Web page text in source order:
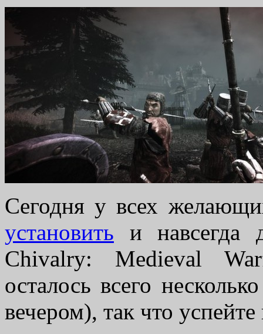
Сегодня у всех
установить и навсегда
Chivalry: Medieval
осталось всего
вечером), так что